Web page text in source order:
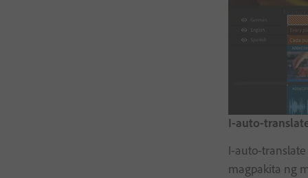
I-auto-
I-auto-
magpakita ng